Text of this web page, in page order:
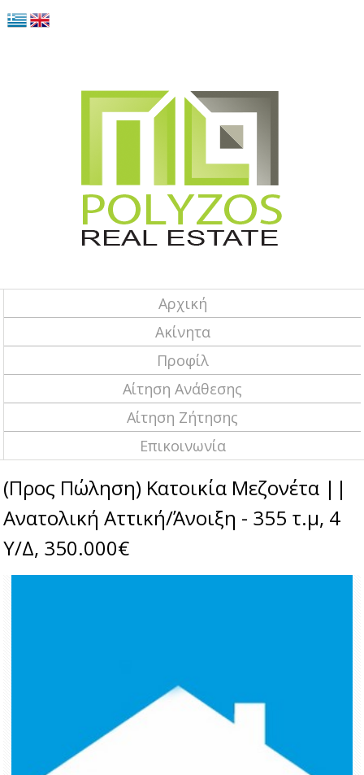
Αρχική
Ακίνητα
Προφίλ
Αίτηση Ανάθεσης
Αίτηση Ζήτησης
Επικοινωνία
(Προς Πώληση) Κατοικία Μεζονέτα ||
Ανατολική Αττική/Άνοιξη - 355 τ.μ, 4
Υ/Δ, 350.000€